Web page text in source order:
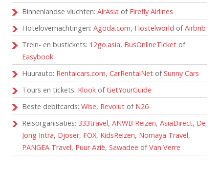
Binnenlandse vluchten: AirAsia of Firefly Airlines
Hotelovernachtingen: Agoda.com, Hostelworld ofAirbnb
Trein- en bustickets: 12go.asia, BusOnlineTicket of
Easybook
Huurauto: Rentalcars.com, CarRentalNet ofSunny Cars
Tours en tickets: Klook ofGetYourGuide
Beste debitcards: Wise, Revolut of N26
Reisorganisaties: 333travel, ANWB Reizen, AsiaDirect, De
Jong Intra, Djoser, FOX, KidsReizen, Nomaya Travel,
PANGEA Travel, Puur Azië, Sawadee ofVan Verre